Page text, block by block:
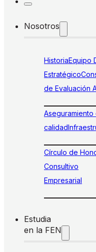
Nosotros
HistoriaEquipo
Estratégico
de Evaluación
Aseguramiento
calidad
Círculo de
Consultivo
Empresarial
Estudia
en la FEN